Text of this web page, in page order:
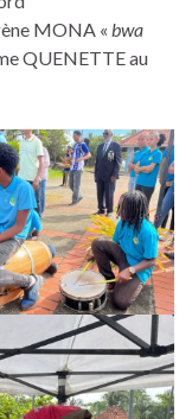
MONA « bwa
QUENETTE au